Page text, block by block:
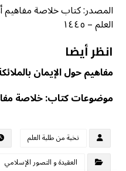
المصدر: كتاب خلاصة مفاهيم
العلم – ١٤٤٥
انظر أيضا
مفاهيم حول الإيمان
موضوعات كتاب: خلاصة
نخبة من طلبة العلم
العقيدة و التصور الإسلامي